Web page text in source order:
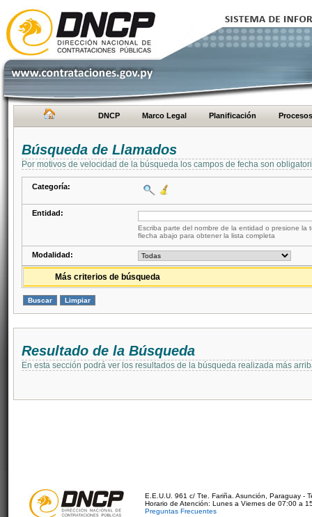
DNCP Marco Legal Planificación Procesos
Búsqueda de Llamados
Por motivos de velocidad de la búsqueda los campos de fecha son
Categoría:
Entidad:
Escriba parte del nombre de la entidad o presione la
flecha abajo para obtener la lista completa
Modalidad:
Más criterios de búsqueda
Resultado de la Búsqueda
En esta sección podrá ver los resultados de la búsqueda realizada más
E.E.U.U. 961 c/ Tte. Fariña. Asunción, Paraguay -
Horario de Atención: Lunes a Viernes de 07:00 a
Preguntas Frecuentes